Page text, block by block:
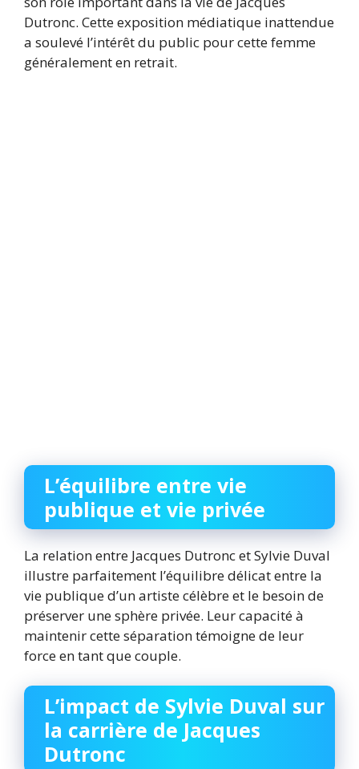
Dutronc. Cette exposition médiatique inattendue
a soulevé l’intérêt du public pour cette femme
généralement en retrait.
L’équilibre entre vie
publique et vie privée
La relation entre Jacques Dutronc et Sylvie Duval
illustre parfaitement l’équilibre délicat entre la
vie publique d’un artiste célèbre et le besoin de
préserver une sphère privée. Leur capacité à
maintenir cette séparation témoigne de leur
force en tant que couple.
L’impact de Sylvie Duval sur
la carrière de Jacques
Dutronc